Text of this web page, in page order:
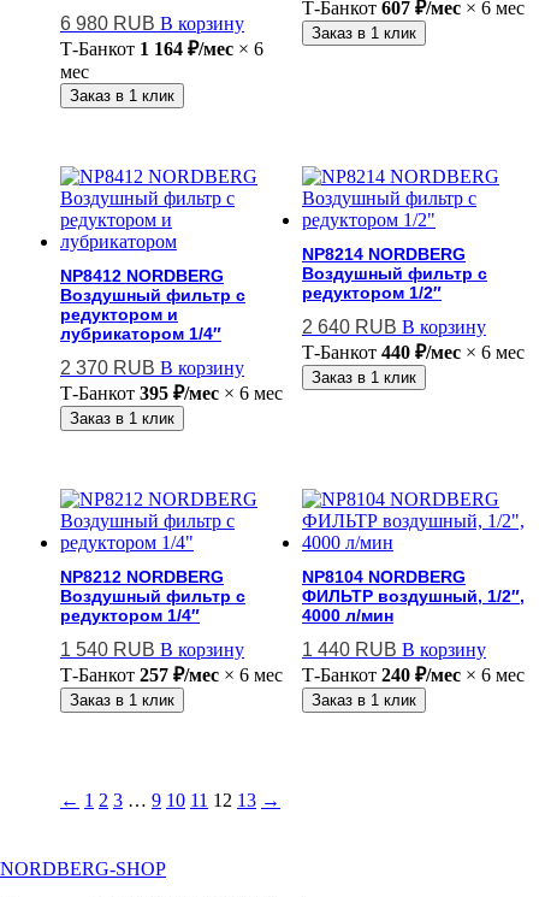
6 980 RUB В корзину
Т-Банкот 1 164 ₽/мес × 6
мес
Заказ в 1 клик
Т-Банкот 607 ₽/мес× 6 мес
Заказ в 1 клик
NP8412 NORDBERG
Воздушный фильтр с
редуктором и
лубрикатором 1/4″
2 370 RUB В корзину
Т-Банкот 395 ₽/мес × 6 мес
Заказ в 1 клик
NP8214 NORDBERG
Воздушный фильтр с
редуктором 1/2″
2 640 RUB В корзину
Т-Банкот 440 ₽/мес× 6 мес
Заказ в 1 клик
NP8212 NORDBERG
Воздушный фильтр с
редуктором 1/4″
1 540 RUB В корзину
Т-Банкот 257 ₽/мес × 6 мес
Заказ в 1 клик
NP8104 NORDBERG
ФИЛЬТР воздушный, 1/2″,
4000 л/мин
1 440 RUB В корзину
Т-Банкот 240 ₽/мес× 6 мес
Заказ в 1 клик
← 1 2 3 … 9 10 11 12 13 →
NORDBERG-SHOP